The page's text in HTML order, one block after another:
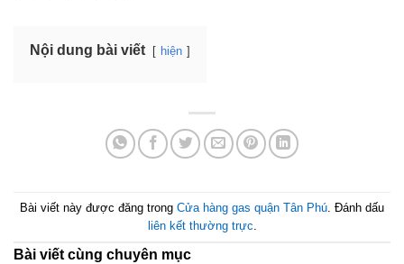
Nội dung bài viết hiện
Bài viết này được đăng trong Cửa hàng gas quận Tân Phú . Đánh dấu
liên kết thường trực
Bài viết cùng chuyên mục